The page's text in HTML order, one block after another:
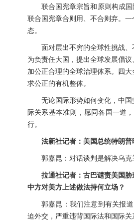
联合国宪章宗旨和原则构成
联合国宪章合则用、不合则弃。
态。
面对层出不穷的全球性挑战
为负责任大国，提出全球发展倡
加公正合理的全球治理体系。四
求公正的有机整体。
无论国际形势如何变化，中
际关系基本准则，愿同各国一道
行。
法新社记者：美国总统特朗
郭嘉昆：对话谈判是解决乌
拉通社记者：古巴谴责美国
中方对美方上述做法持何立场？
郭嘉昆：我们注意到有关报
迫外交，严重违背国际法和国际